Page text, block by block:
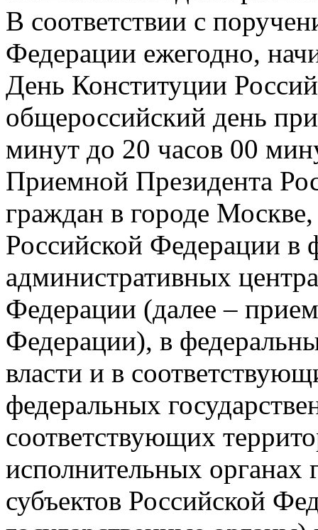
В соответствии с
Федерации ежегодно,
День Конституции
общероссийский день
минут до 20 часов 00
Приемной Президента
граждан в городе
Российской Федерации в
административных
Федерации (далее –
Федерации), в
власти и в
федеральных
соответствующих
исполнительных органах
субъектов Российской